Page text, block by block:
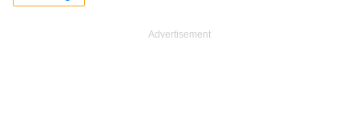
Advertisement